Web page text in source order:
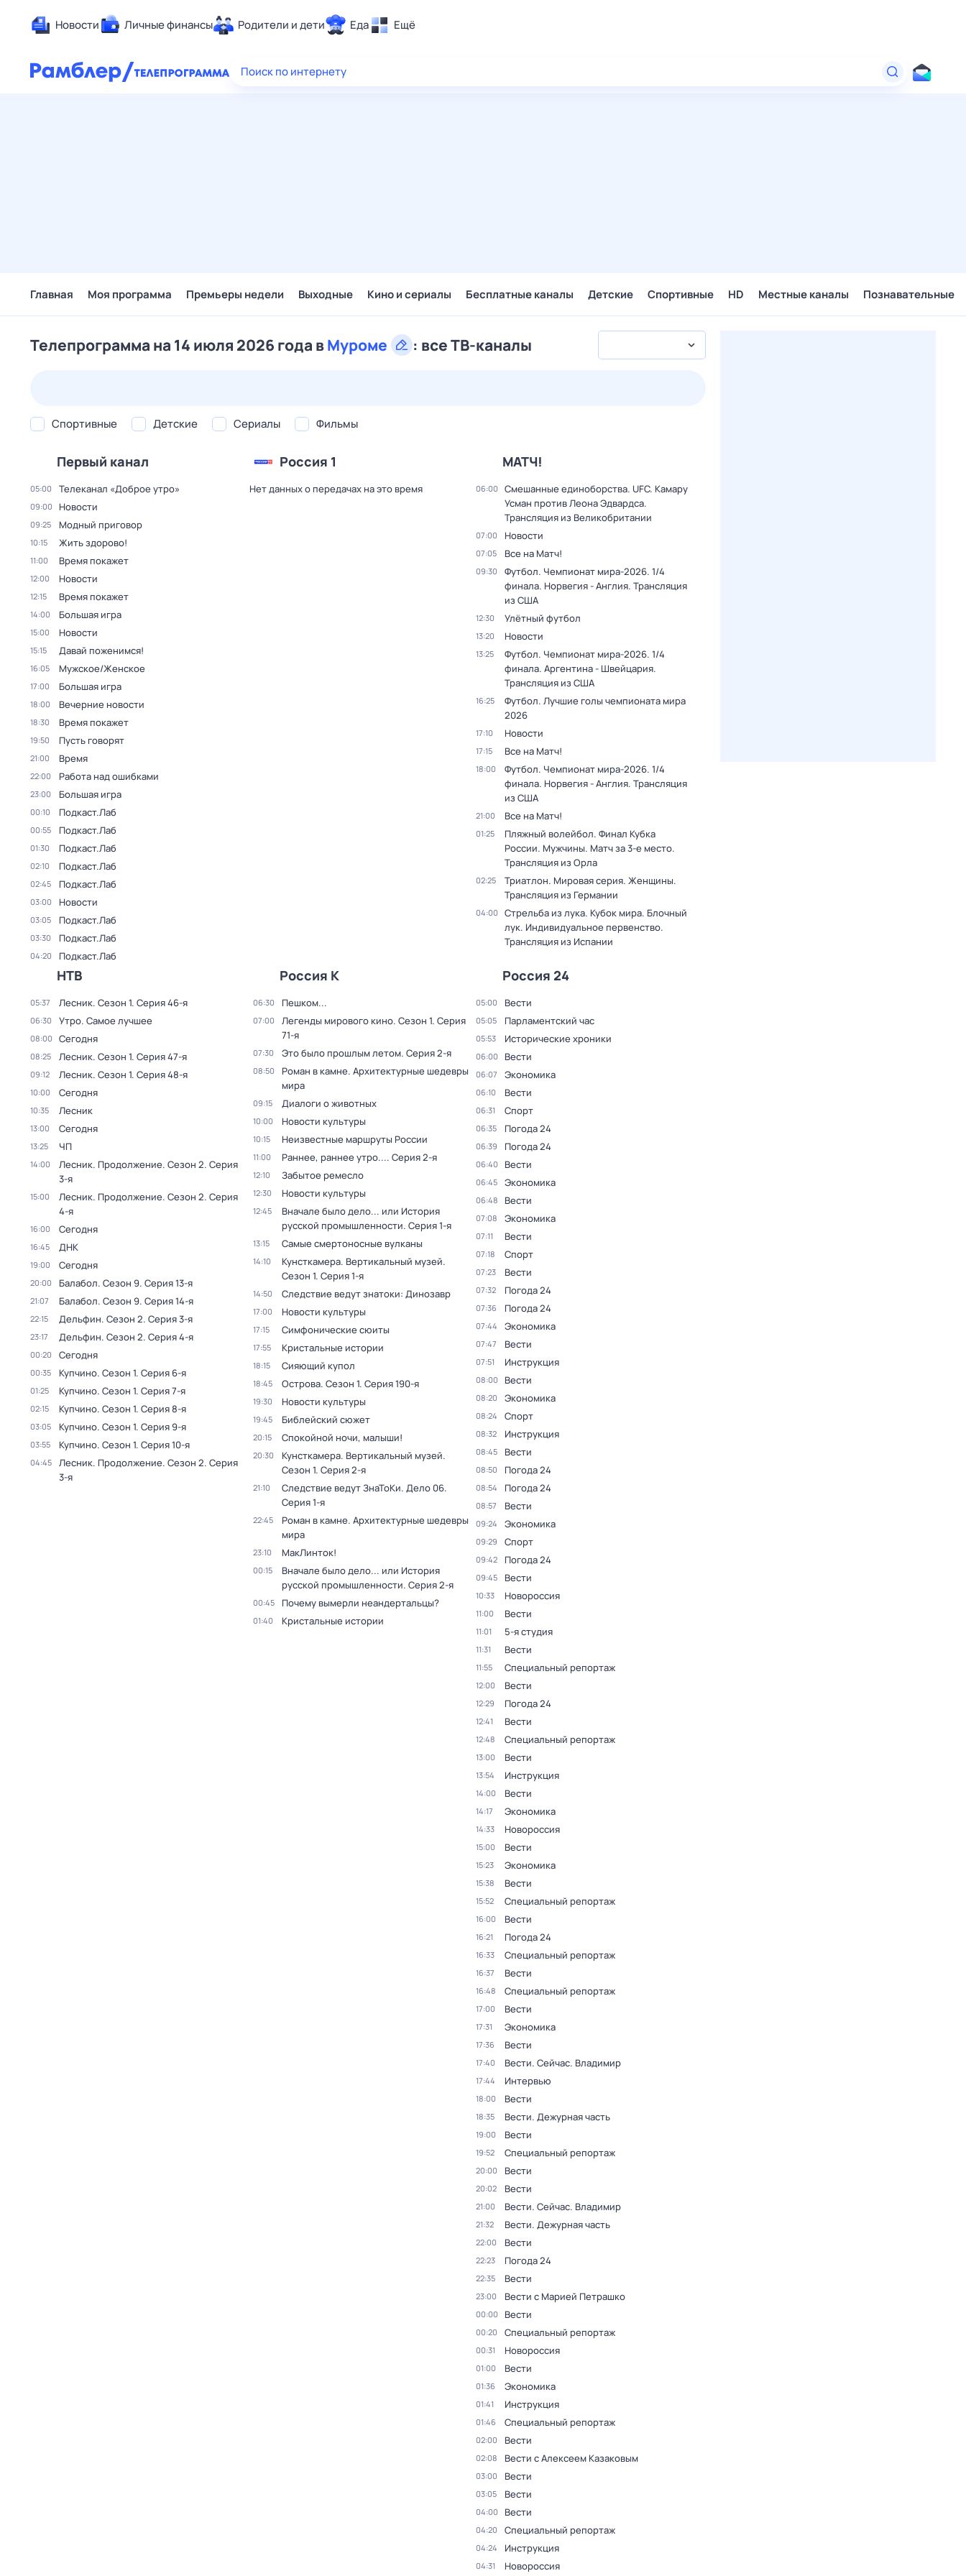
Новости Личные финансы Родители и дети Еда Ещё
Здоровье
Поиск по интернету
Главная Моя программа Премьеры недели Выходные Кино и сериалы Бесплатные каналы Детские Спортивные HD Местные каналы Познавательные
Телепрограмма на 14 июля 2026 года вМуроме : все ТВ-каналы
Спортивные Детские Сериалы Фильмы
Первый канал
05:00 Телеканал «Доброе утро»
09:00 Новости
09:25 Модный приговор
10:15 Жить здорово!
11:00 Время покажет
12:00 Новости
12:15 Время покажет
14:00 Большая игра
15:00 Новости
15:15 Давай поженимся!
16:05 Мужское/Женское
17:00 Большая игра
18:00 Вечерние новости
18:30 Время покажет
19:50 Пусть говорят
21:00 Время
22:00 Работа над ошибками
23:00 Большая игра
00:10 Подкаст.Лаб
00:55 Подкаст.Лаб
01:30 Подкаст.Лаб
02:10 Подкаст.Лаб
02:45 Подкаст.Лаб
03:00 Новости
03:05 Подкаст.Лаб
03:30 Подкаст.Лаб
04:20 Подкаст.Лаб
Россия 1
Нет данных о передачах на это время
МАТЧ!
06:00
Смешанные единоборства. UFC. Камару
Усман против Леона Эдвардса.
Трансляция из Великобритании
07:00 Новости
07:05 Все на Матч!
09:30
Футбол. Чемпионат мира-2026. 1/4
финала. Норвегия - Англия. Трансляция
из США
12:30 Улётный футбол
13:20 Новости
13:25
Футбол. Чемпионат мира-2026. 1/4
финала. Аргентина - Швейцария.
Трансляция из США
16:25
Футбол. Лучшие голы чемпионата мира
2026
17:10 Новости
17:15 Все на Матч!
18:00
Футбол. Чемпионат мира-2026. 1/4
финала. Норвегия - Англия. Трансляция
из США
21:00 Все на Матч!
01:25
Пляжный волейбол. Финал Кубка
России. Мужчины. Матч за 3-е место.
Трансляция из Орла
02:25
Триатлон. Мировая серия. Женщины.
Трансляция из Германии
04:00
Стрельба из лука. Кубок мира. Блочный
лук. Индивидуальное первенство.
Трансляция из Испании
НТВ
05:37 Лесник. Сезон 1. Серия 46-я
06:30 Утро. Самое лучшее
08:00 Сегодня
08:25 Лесник. Сезон 1. Серия 47-я
09:12 Лесник. Сезон 1. Серия 48-я
10:00 Сегодня
10:35 Лесник
13:00 Сегодня
13:25 ЧП
14:00 Лесник. Продолжение. Сезон 2. Серия
3-я
15:00 Лесник. Продолжение. Сезон 2. Серия
4-я
16:00 Сегодня
16:45 ДНК
19:00 Сегодня
20:00 Балабол. Сезон 9. Серия 13-я
21:07 Балабол. Сезон 9. Серия 14-я
22:15 Дельфин. Сезон 2. Серия 3-я
23:17 Дельфин. Сезон 2. Серия 4-я
00:20 Сегодня
00:35 Купчино. Сезон 1. Серия 6-я
01:25 Купчино. Сезон 1. Серия 7-я
02:15 Купчино. Сезон 1. Серия 8-я
03:05 Купчино. Сезон 1. Серия 9-я
03:55 Купчино. Сезон 1. Серия 10-я
04:45 Лесник. Продолжение. Сезон 2. Серия
3-я
Россия К
06:30 Пешком...
07:00 Легенды мирового кино. Сезон 1. Серия
71-я
07:30 Это было прошлым летом. Серия 2-я
08:50
Роман в камне. Архитектурные шедевры
мира
09:15 Диалоги о животных
10:00 Новости культуры
10:15 Неизвестные маршруты России
11:00 Раннее, раннее утро.... Серия 2-я
12:10 Забытое ремесло
12:30 Новости культуры
12:45
Вначале было дело... или История
русской промышленности. Серия 1-я
13:15 Самые смертоносные вулканы
14:10 Кунсткамера. Вертикальный музей.
Сезон 1. Серия 1-я
14:50 Следствие ведут знатоки: Динозавр
17:00 Новости культуры
17:15 Симфонические сюиты
17:55 Кристальные истории
18:15 Сияющий купол
18:45 Острова. Сезон 1. Серия 190-я
19:30 Новости культуры
19:45 Библейский сюжет
20:15 Спокойной ночи, малыши!
20:30 Кунсткамера. Вертикальный музей.
Сезон 1. Серия 2-я
21:10 Следствие ведут ЗнаТоКи. Дело 06.
Серия 1-я
22:45
Роман в камне. Архитектурные шедевры
мира
23:10 МакЛинток!
00:15
Вначале было дело... или История
русской промышленности. Серия 2-я
00:45 Почему вымерли неандертальцы?
01:40 Кристальные истории
Россия 24
05:00 Вести
05:05 Парламентский час
05:53 Исторические хроники
06:00 Вести
06:07 Экономика
06:10 Вести
06:31 Спорт
06:35 Погода 24
06:39 Погода 24
06:40 Вести
06:45 Экономика
06:48 Вести
07:08 Экономика
07:11 Вести
07:18 Спорт
07:23 Вести
07:32 Погода 24
07:36 Погода 24
07:44 Экономика
07:47 Вести
07:51 Инструкция
08:00 Вести
08:20 Экономика
08:24 Спорт
08:32 Инструкция
08:45 Вести
08:50 Погода 24
08:54 Погода 24
08:57 Вести
09:24 Экономика
09:29 Спорт
09:42 Погода 24
09:45 Вести
10:33 Новороссия
11:00 Вести
11:01 5-я студия
11:31 Вести
11:55 Специальный репортаж
12:00 Вести
12:29 Погода 24
12:41 Вести
12:48 Специальный репортаж
13:00 Вести
13:54 Инструкция
14:00 Вести
14:17 Экономика
14:33 Новороссия
15:00 Вести
15:23 Экономика
15:38 Вести
15:52 Специальный репортаж
16:00 Вести
16:21 Погода 24
16:33 Специальный репортаж
16:37 Вести
16:48 Специальный репортаж
17:00 Вести
17:31 Экономика
17:36 Вести
17:40 Вести. Сейчас. Владимир
17:44 Интервью
18:00 Вести
18:35 Вести. Дежурная часть
19:00 Вести
19:52 Специальный репортаж
20:00 Вести
20:02 Вести
21:00 Вести. Сейчас. Владимир
21:32 Вести. Дежурная часть
22:00 Вести
22:23 Погода 24
22:35 Вести
23:00 Вести с Марией Петрашко
00:00 Вести
00:20 Специальный репортаж
00:31 Новороссия
01:00 Вести
01:36 Экономика
01:41 Инструкция
01:46 Специальный репортаж
02:00 Вести
02:08 Вести с Алексеем Казаковым
03:00 Вести
03:05 Вести
04:00 Вести
04:20 Специальный репортаж
04:24 Инструкция
04:31 Новороссия